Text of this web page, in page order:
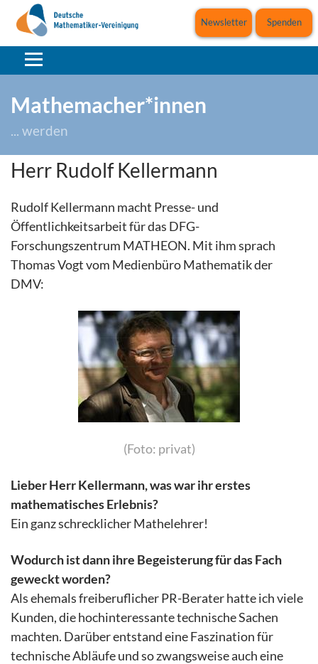
Spenden
Newsletter
Mathemacher*innen
... werden
Herr Rudolf Kellermann
Rudolf Kellermann macht Presse- und
Öffentlichkeitsarbeit für das DFG-
Forschungszentrum MATHEON. Mit ihm sprach
Thomas Vogt vom Medienbüro Mathematik der
DMV:
(Foto: privat)
Lieber Herr Kellermann, was war ihr erstes
mathematisches Erlebnis?
Ein ganz schrecklicher Mathelehrer!
Wodurch ist dann ihre Begeisterung für das Fach
geweckt worden?
Als ehemals freiberuflicher PR-Berater hatte ich viele
Kunden, die hochinteressante technische Sachen
machten. Darüber entstand eine Faszination für
technische Abläufe und so zwangsweise auch eine